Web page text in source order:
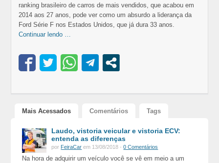
ranking brasileiro de carros de mais vendidos, que acabou em
2014 aos 27 anos, pode ver como um absurdo a liderança da
Ford Série F nos Estados Unidos, que já dura 33 anos.
Continuar lendo …
Mais Acessados Comentários Tags
Laudo, vistoria veicular e vistoria ECV:
entenda as diferenças
por FeiraCar em 13/08/2018 -0 Comentários
Na hora de adquirir um veículo você se vê em meio a um